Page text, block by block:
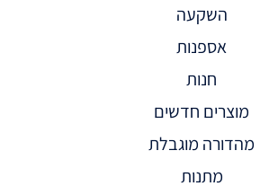
השקעה
אספנות
חנות
מוצרים חדשים
מהדורה מוגבלת
מתנות